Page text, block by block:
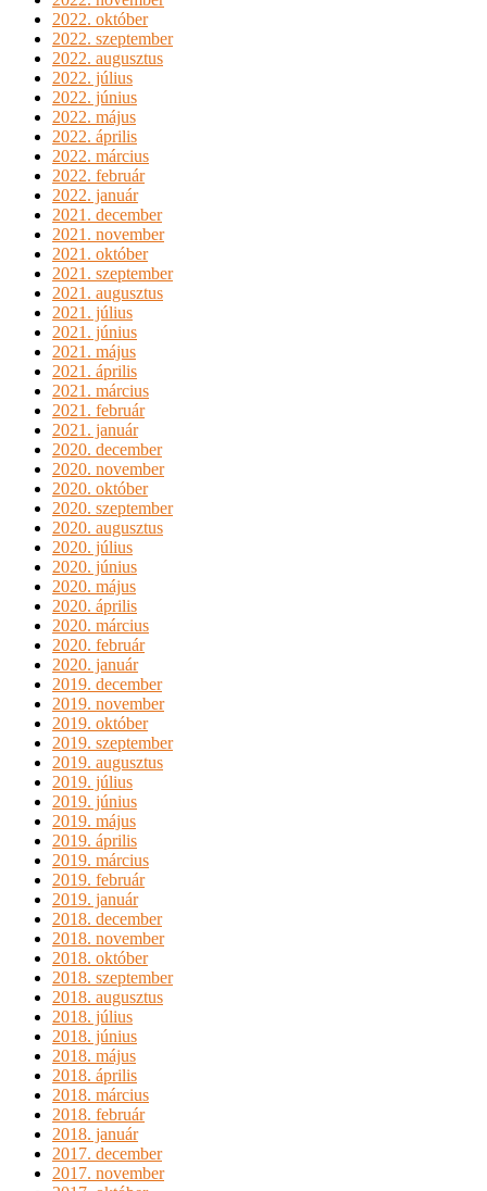
2022. október
2022. szeptember
2022. augusztus
2022. július
2022. június
2022. május
2022. április
2022. március
2022. február
2022. január
2021. december
2021. november
2021. október
2021. szeptember
2021. augusztus
2021. július
2021. június
2021. május
2021. április
2021. március
2021. február
2021. január
2020. december
2020. november
2020. október
2020. szeptember
2020. augusztus
2020. július
2020. június
2020. május
2020. április
2020. március
2020. február
2020. január
2019. december
2019. november
2019. október
2019. szeptember
2019. augusztus
2019. július
2019. június
2019. május
2019. április
2019. március
2019. február
2019. január
2018. december
2018. november
2018. október
2018. szeptember
2018. augusztus
2018. július
2018. június
2018. május
2018. április
2018. március
2018. február
2018. január
2017. december
2017. november